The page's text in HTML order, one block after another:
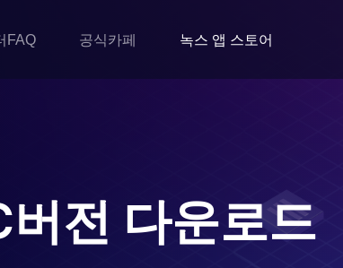
FAQ 공식카페 녹스 앱 스토어
버전 다운로드